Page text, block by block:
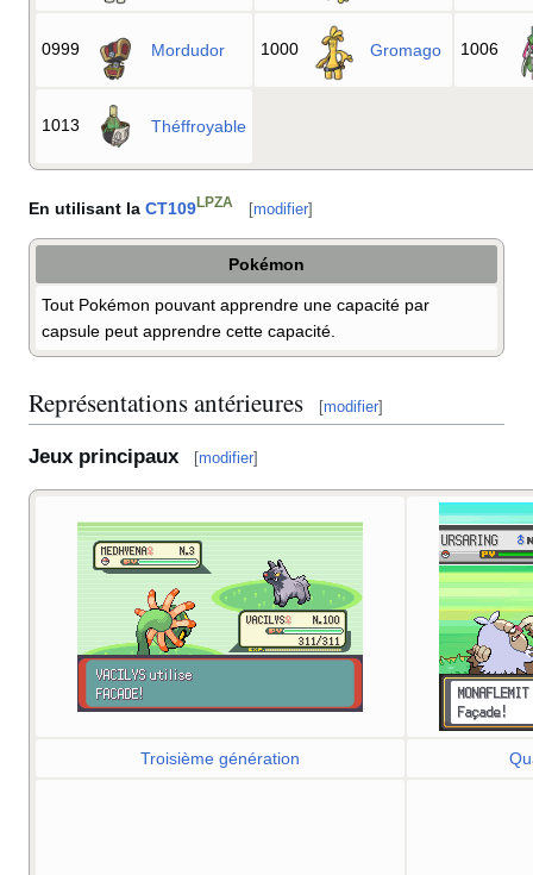
0999 Mordudor 1000 Gromago 1006
1013 Théffroyable
En utilisant la CT109LPZA [modifier]
Pokémon
Tout Pokémon pouvant apprendre une capacité par
capsule peut apprendre cette capacité.
Représentations antérieures [modifier]
Jeux principaux [modifier]
Troisième génération